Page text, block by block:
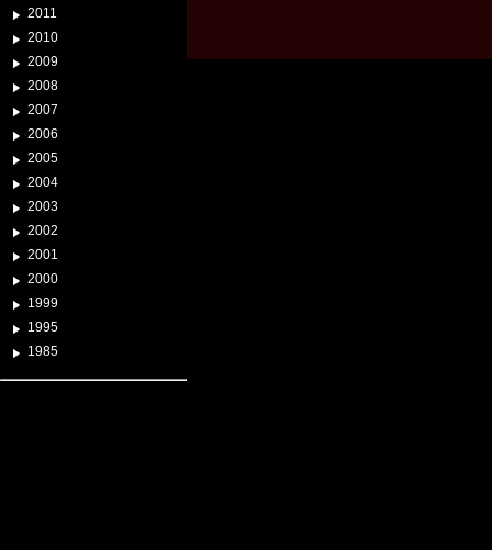
2011
2010
2009
2008
2007
2006
2005
2004
2003
2002
2001
2000
1999
1995
1985